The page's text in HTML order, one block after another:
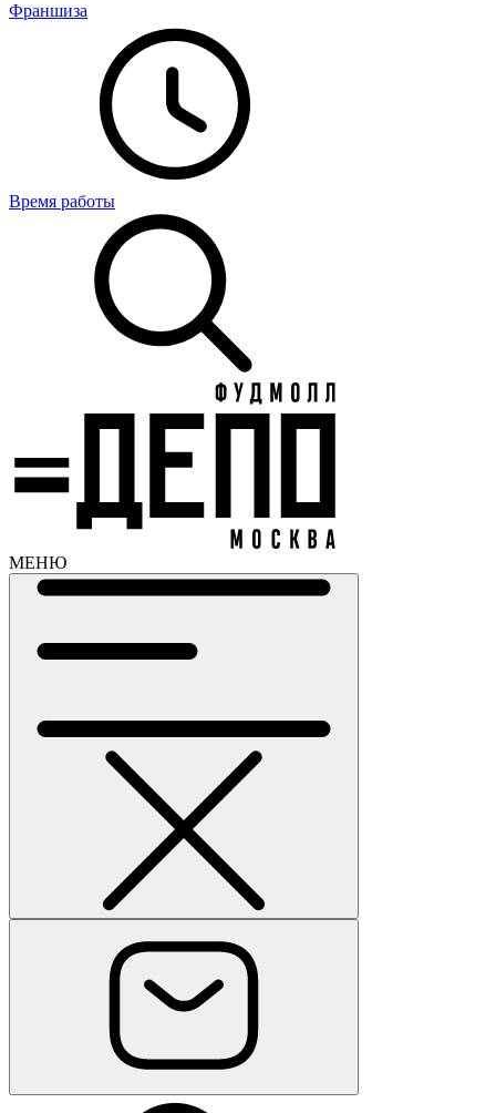
Франшиза
Время работы
МЕНЮ